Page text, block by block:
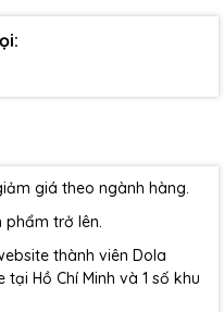
giá theo ngành hàng.
phẩm trở lên.
thành viên Dola
Hồ Chí Minh và 1 số khu